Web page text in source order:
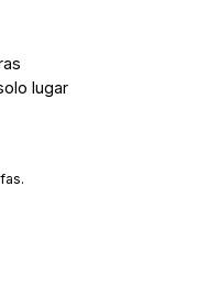
lugar